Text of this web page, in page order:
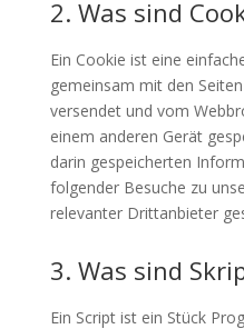
2. Was sind
Ein Cookie ist eine
gemeinsam mit den
versendet und vom
einem anderen Gerät
darin gespeicherten
folgender Besuche zu
relevanter Drittanbieter
3. Was sind
Ein Script ist ein Stück